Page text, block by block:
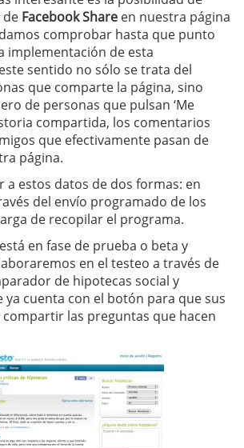
de Facebook Share en nuestra página
comprobar hasta que punto
implementación de esta
sentido no sólo se trata del
que comparte la página, sino
de personas que pulsan ‘Me
compartida, los comentarios
que efectivamente pasan de
página.
a estos datos de dos formas: en
del envío programado de los
de recopilar el programa.
en fase de prueba o beta y
en el testeo a través de
de hipotecas social y
ya cuenta con el botón para que sus
las preguntas que hacen